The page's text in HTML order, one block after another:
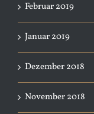
Februar 2019
Januar 2019
Dezember 2018
November 2018